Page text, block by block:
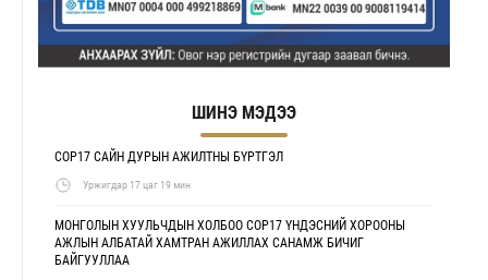
ШИНЭ МЭДЭЭ
COP17 САЙН ДУРЫН АЖИЛТНЫ БҮРТГЭЛ
Уржигдар 17 цаг 19 мин
МОНГОЛЫН ХУУЛЬЧДЫН ХОЛБОО COP17 ҮНДЭСНИЙ ХОРООНЫ
АЖЛЫН АЛБАТАЙ ХАМТРАН АЖИЛЛАХ САНАМЖ БИЧИГ
БАЙГУУЛЛАА